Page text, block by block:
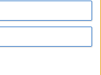
generales|Política
Diego de León 47 - 28006